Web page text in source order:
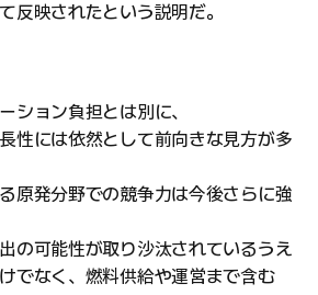
反映されたという説明だ。
ション負担とは別に、
性には依然として前向きな見方が多
原発分野での競争力は今後さらに強
の可能性が取り沙汰されているうえ
でなく、燃料供給や運営まで含む